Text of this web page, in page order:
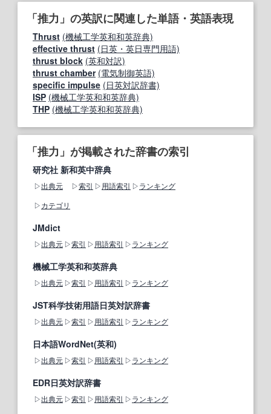
「推力」の英訳に関連した単語・英語表現
Thrust (機械工学英和和英辞典)
effective thrust (日英・英日専門用語)
thrust block (英和対訳)
thrust chamber (電気制御英語)
specific impulse (日英対訳辞書)
ISP (機械工学英和和英辞典)
THP (機械工学英和和英辞典)
「推力」が掲載された辞書の索引
研究社 新和英中辞典
出典元 索引 用語索引
ランキング
カテゴリ
JMdict
出典元 索引 用語索引 ランキング
機械工学英和和英辞典
出典元 索引 用語索引 ランキング
JST科学技術用語日英対訳辞書
出典元 索引 用語索引 ランキング
日本語WordNet(英和)
出典元 索引 用語索引 ランキング
EDR日英対訳辞書
出典元 索引 用語索引 ランキング